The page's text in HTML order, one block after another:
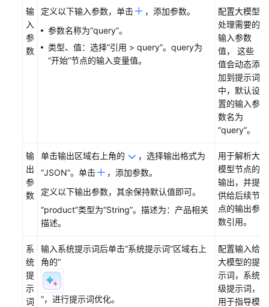
景
2：
产
品
采
客
支
持
能
搭
输
入
参
数
定义以下输入参数，单击
，添加参数。
参数名称为“query”。
类型、值：选择“引用 > query”。query为
“开始”节点的输入变量值。
配置大模型
处理需要的
输入参数
值， 这些
值会动态添
加到提示词
中，默认设
置的输入参
数名为
“query”。
输
出
参
数
单击输出区域右上角的
，选择输出格式为
“JSON”。单击
，添加参数。
定义以下输出参数，其余保持默认值即可。
“product”类型为“String”。描述为：产品相关
描述。
用于解析大
模型节点的
输出，并提
供给后续节
点的输出参
数引用。
系
统
提
示
词
输入系统提示词后单击“系统提示词”区域右上
角的“
”，进行提示词优化。
配置输入给
大模型的提
示词，系统
级提示词，
用于指导模